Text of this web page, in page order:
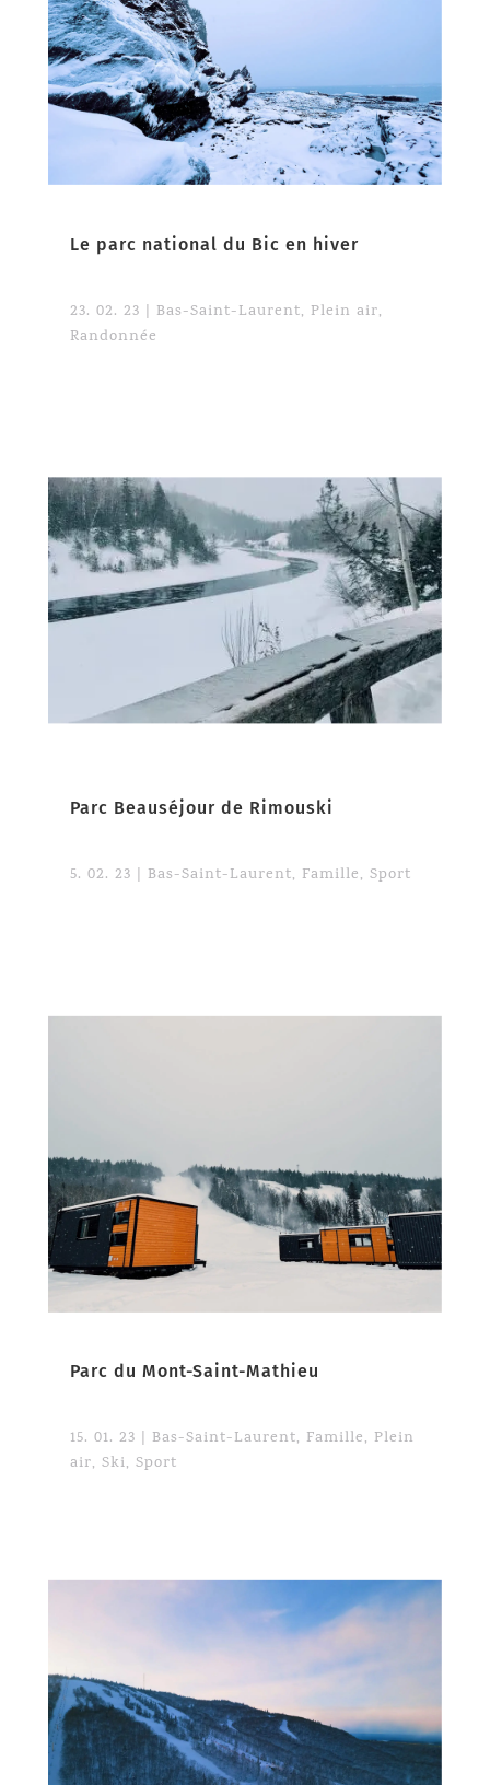
Le parc national du Bic en hiver
23. 02. 23 Bas-Saint-Laurent, Plein air,
Randonnée
Parc Beauséjour de Rimouski
5. 02. 23 | Bas-Saint-Laurent, Famille, Sport
Parc du Mont-Saint-Mathieu
15. 01. 23 | Bas-Saint-Laurent, Famille, Plein
air, Ski, Sport